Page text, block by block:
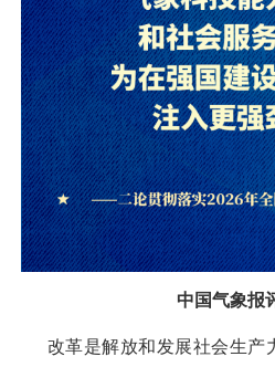
中国气象报
改革是解放和发展社会生产